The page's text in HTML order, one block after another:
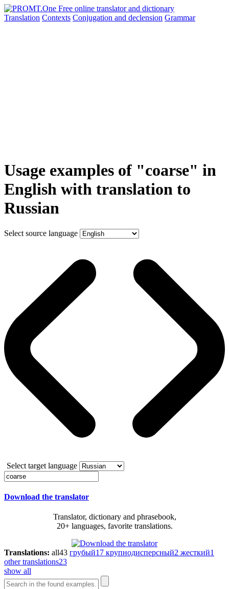
Translation Contexts Conjugation and declension Grammar
Usage examples of "coarse" in
English with translation to
Russian
Select source language
Select target language
Download the translator
Translator, dictionary and phrasebook,
20+ languages, favorite translations.
Translations: all43 грубый17 крупнодисперсный2 жесткий1
other translations23
show all